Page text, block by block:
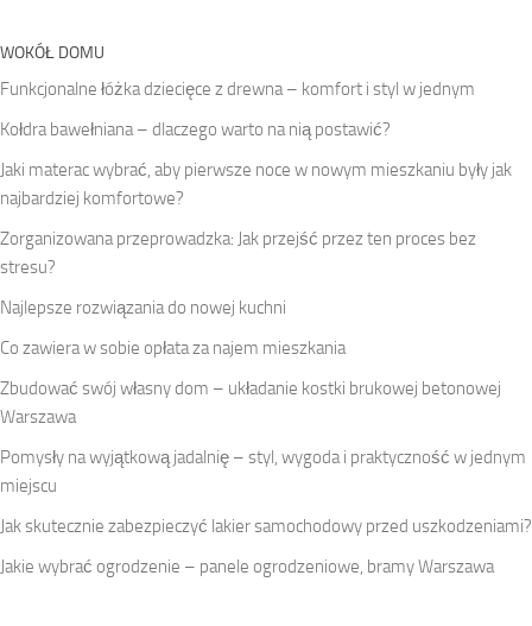
WOKÓŁ DOMU
Funkcjonalne łóżka dziecięce z drewna – komfort i styl w jednym
Kołdra bawełniana – dlaczego warto na nią postawić?
Jaki materac wybrać, aby pierwsze noce w nowym mieszkaniu były jak
najbardziej komfortowe?
Zorganizowana przeprowadzka: Jak przejść przez ten proces bez
stresu?
Najlepsze rozwiązania do nowej kuchni
Co zawiera w sobie opłata za najem mieszkania
Zbudować swój własny dom – układanie kostki brukowej betonowej
Warszawa
Pomysły na wyjątkową jadalnię – styl, wygoda i praktyczność w jednym
miejscu
Jak skutecznie zabezpieczyć lakier samochodowy przed uszkodzeniami?
Jakie wybrać ogrodzenie – panele ogrodzeniowe, bramy Warszawa